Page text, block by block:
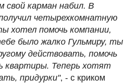
свой карман набил. В
четырехкомнатную
хотел помочь компании,
было жалко Гульмиру, ты
действовать, помочь
квартиры. Теперь хотят
придурки", - с криком